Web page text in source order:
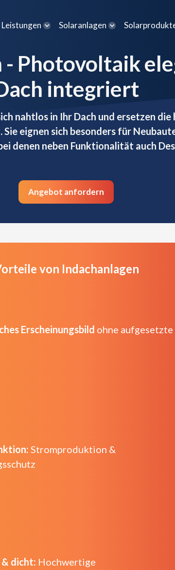
Leistungen Solaranlagen
- Photovoltaik
integriert
nahtlos in Ihr Dach und ersetzen die
Sie eignen sich besonders für
denen neben Funktionalität auch
Angebot anfordern
von Indachanlagen
Erscheinungsbild ohne aufgesetzte
Stromproduktion &
dicht: Hochwertige